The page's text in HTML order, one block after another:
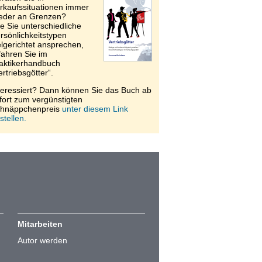
immer
an Grenzen?
Sie unterschiedliche
ansprechen,
Sie im
Dann können Sie das Buch ab
zum vergünstigten
unter diesem Link
Mitarbeiten
Autor werden